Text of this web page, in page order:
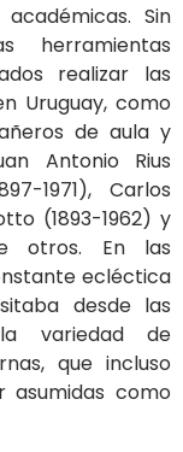
Sin
herramientas
realizar las
Uruguay, como
de aula y
Antonio Rius
1971), Carlos
(1893-1962) y
otros. En las
ecléctica
desde las
variedad de
que incluso
como